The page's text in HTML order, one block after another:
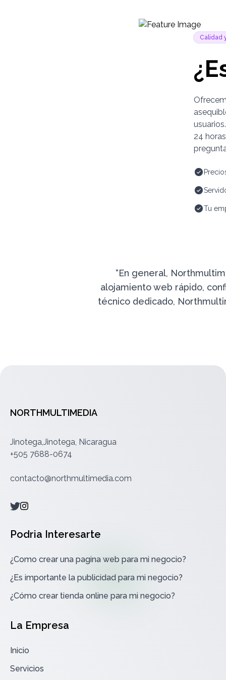
Calidad
24
Tu
“En general,
alojamiento web rápido,
técnico dedicado,
NORTHMULTIMEDIA
Jinotega,Jinotega, Nicaragua
+505 7688-0674
contacto@northmultimedia.com
Podria Interesarte
¿Como crear una pagina web para mi negocio?
¿Es importante la publicidad para mi negocio?
¿Cómo crear tienda online para mi negocio?
La Empresa
Inicio
Servicios